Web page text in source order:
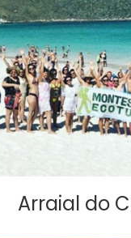
Arraial do